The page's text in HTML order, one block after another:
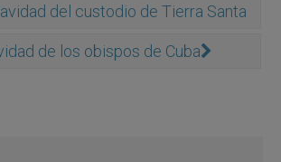
del custodio de Tierra Santa
de los obispos de Cuba